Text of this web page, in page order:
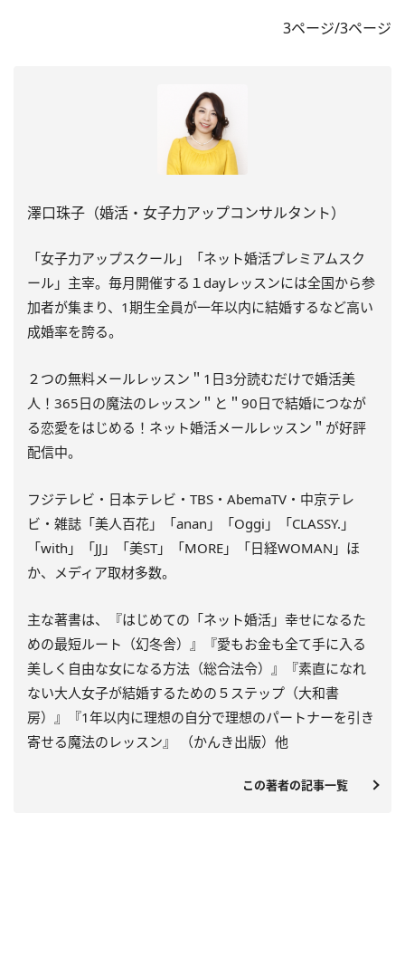
3ページ/3ページ
澤口珠子（婚活・女子力アップコンサルタント）
「女子力アップスクール」「ネット婚活プレミアムスク
ール」主宰。毎月開催する１dayレッスンには全国から参
加者が集まり、1期生全員が一年以内に結婚するなど高い
成婚率を誇る。
２つの無料メールレッスン＂1日3分読むだけで婚活美
人！365日の魔法のレッスン＂と＂90日で結婚につなが
る恋愛をはじめる！ネット婚活メールレッスン＂が好評
配信中。
フジテレビ・日本テレビ・TBS・AbemaTV・中京テレ
ビ・雑誌「美人百花」「anan」「Oggi」「CLASSY.」
「with」「JJ」「美ST」「MORE」「日経WOMAN」ほ
か、メディア取材多数。
主な著書は、『はじめての「ネット婚活」幸せになるた
めの最短ルート（幻冬舎）』『愛もお金も全て手に入る
美しく自由な女になる方法（総合法令）』『素直になれ
ない大人女子が結婚するための５ステップ（大和書
房）』『1年以内に理想の自分で理想のパートナーを引き
寄せる魔法のレッスン』 （かんき出版）他
この著者の記事一覧